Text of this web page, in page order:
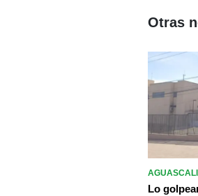
Otras
Lo